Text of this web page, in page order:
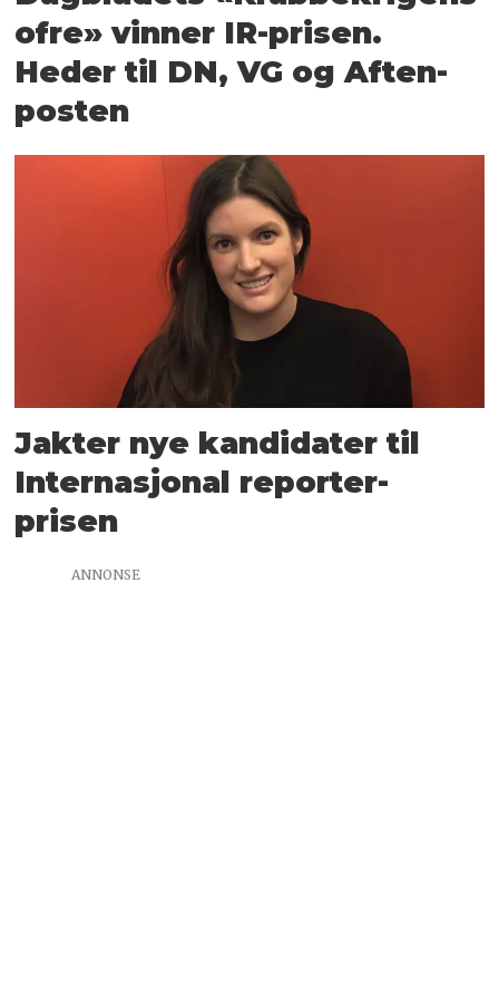
ofre» vinner IR-prisen.
Heder til DN, VG og Aften­
posten
Jakter nye kandidater til
Internasjonal reporter-
prisen
ANNONSE